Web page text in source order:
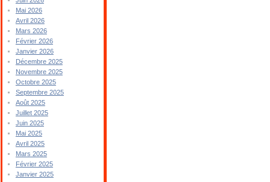
Mai 2026
Avril 2026
Mars 2026
Février 2026
Janvier 2026
Décembre 2025
Novembre 2025
Octobre 2025
Septembre 2025
Août 2025
Juillet 2025
Juin 2025
Mai 2025
Avril 2025
Mars 2025
Février 2025
Janvier 2025